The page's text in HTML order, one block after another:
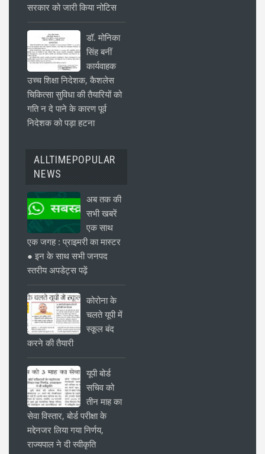
सरकार को जारी किया नोटिस
डॉ. मोनिका
सिंह बनीं
कार्यवाहक
उच्च शिक्षा निदेशक, कैशलेस
चिकित्सा सुविधा की तैयारियों को
गति न दे पाने के कारण पूर्व
निदेशक को पड़ा हटना
ALLTIMEPOPULAR
NEWS
अब तक की
सभी खबरें
एक साथ
एक जगह : प्राइमरी का मास्टर
● इन के साथ सभी जनपद
स्तरीय अपडेट्स पढ़ें
कोरोना के
चलते यूपी में
स्कूल बंद
करने की तैयारी
यूपी बोर्ड
सचिव को
तीन माह का
सेवा विस्तार, बोर्ड परीक्षा के
मद्देनजर लिया गया निर्णय,
राज्यपाल ने दी स्वीकृति